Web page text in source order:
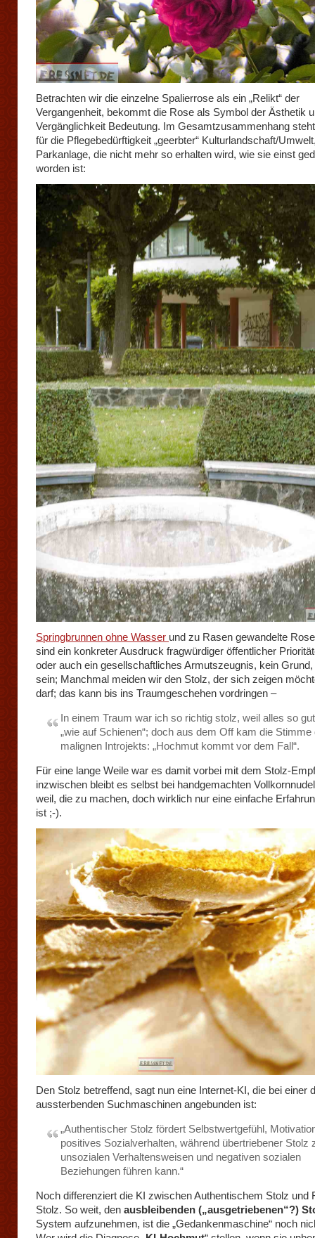
Betrachten wir die einzelne Spalierrose als ein „Relikt“ der
Vergangenheit, bekommt die Rose als Symbol der Ästhetik
Vergänglichkeit Bedeutung. Im Gesamtzusammenhang
für die Pflegebedürftigkeit „geerbter“ Kulturlandschaft/
Parkanlage, die nicht mehr so erhalten wird, wie sie einst
worden ist:
Springbrunnen ohne Wasser und zu Rasen gewandelte
sind ein konkreter Ausdruck fragwürdiger öffentlicher
oder auch ein gesellschaftliches Armutszeugnis, kein
sein; Manchmal meiden wir den Stolz, der sich zeigen
darf; das kann bis ins Traumgeschehen vordringen –
In einem Traum war ich so richtig stolz, weil alles so
„wie auf Schienen“; doch aus dem Off kam die Stimme
malignen Introjekts: „Hochmut kommt vor dem Fall“.
Für eine lange Weile war es damit vorbei mit dem Stolz-
inzwischen bleibt es selbst bei handgemachten
weil, die zu machen, doch wirklich nur eine einfache
ist ;-).
Den Stolz betreffend, sagt nun eine Internet-KI, die bei einer
aussterbenden Suchmaschinen angebunden ist:
„Authentischer Stolz fördert Selbstwertgefühl,
positives Sozialverhalten, während übertriebener Stolz
unsozialen Verhaltensweisen und negativen sozialen
Beziehungen führen kann.“
Noch differenziert die KI zwischen Authentischem Stolz und
Stolz. So weit, den ausbleibenden („ausgetriebenen“?)
System aufzunehmen, ist die „Gedankenmaschine“ noch